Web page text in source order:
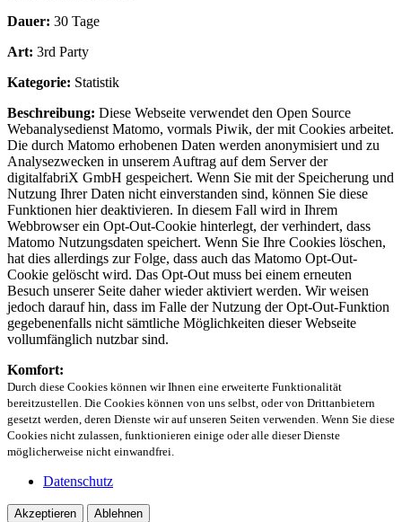
Dauer: 30 Tage
Art: 3rd Party
Kategorie: Statistik
Beschreibung: Diese Webseite verwendet den Open Source
Webanalysedienst Matomo, vormals Piwik, der mit Cookies arbeitet.
Die durch Matomo erhobenen Daten werden anonymisiert und zu
Analysezwecken in unserem Auftrag auf dem Server der
digitalfabriX GmbH gespeichert. Wenn Sie mit der Speicherung und
Nutzung Ihrer Daten nicht einverstanden sind, können Sie diese
Funktionen hier deaktivieren. In diesem Fall wird in Ihrem
Webbrowser ein Opt-Out-Cookie hinterlegt, der verhindert, dass
Matomo Nutzungsdaten speichert. Wenn Sie Ihre Cookies löschen,
hat dies allerdings zur Folge, dass auch das Matomo Opt-Out-
Cookie gelöscht wird. Das Opt-Out muss bei einem erneuten
Besuch unserer Seite daher wieder aktiviert werden. Wir weisen
jedoch darauf hin, dass im Falle der Nutzung der Opt-Out-Funktion
gegebenenfalls nicht sämtliche Möglichkeiten dieser Webseite
vollumfänglich nutzbar sind.
Komfort:
Durch diese Cookies können wir Ihnen eine erweiterte Funktionalität
bereitzustellen. Die Cookies können von uns selbst, oder von Drittanbietern
gesetzt werden, deren Dienste wir auf unseren Seiten verwenden. Wenn Sie diese
Cookies nicht zulassen, funktionieren einige oder alle dieser Dienste
möglicherweise nicht einwandfrei.
Datenschutz
Akzeptieren Ablehnen